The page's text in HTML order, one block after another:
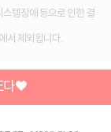
스템장애 등으로 인한 결
서 제외됩니다.
🖤